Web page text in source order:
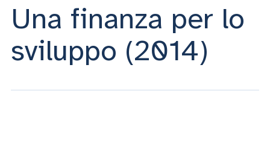
Una finanza per lo
sviluppo (2014)